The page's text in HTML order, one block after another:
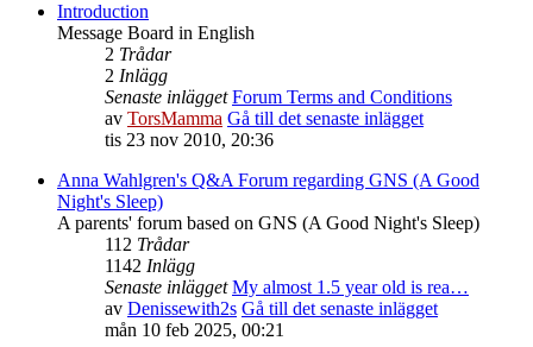
Introduction
Message Board in English
2 Trådar
2 Inlägg
Senaste inlägget Forum Terms and Conditions
av TorsMamma Gå till det senaste inlägget
tis 23 nov 2010, 20:36
Anna Wahlgren's Q&A Forum regarding GNS (A Good
Night's Sleep)
A parents' forum based on GNS (A Good Night's Sleep)
112 Trådar
1142 Inlägg
Senaste inlägget My almost 1.5 year old is rea…
av Denissewith2s Gå till det senaste inlägget
mån 10 feb 2025, 00:21